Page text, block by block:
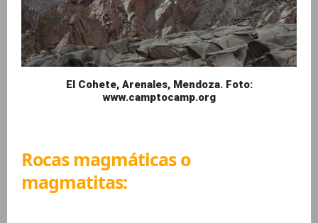
El Cohete, Arenales, Mendoza. Foto:
www.camptocamp.org
Rocas magmáticas o
magmatitas: